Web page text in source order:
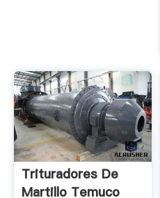
Trituradores De
Martillo Temuco